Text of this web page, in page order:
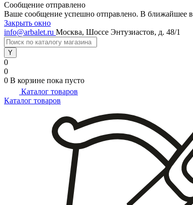
Сообщение отправлено
Ваше сообщение успешно отправлено. В ближайшее
Закрыть окно
info@arbalet.ru Москва, Шоссе Энтузиастов, д. 48/1
0
0
0 В корзине пока пусто
Каталог товаров
Каталог товаров